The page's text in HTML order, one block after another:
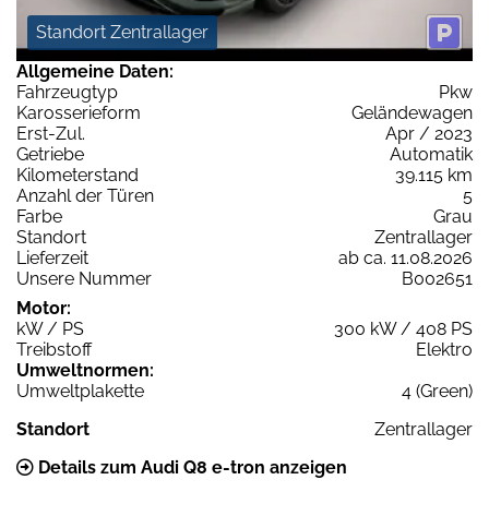
Standort Zentrallager
Allgemeine Daten:
Fahrzeugtyp
Pkw
Karosserieform
Geländewagen
Erst-Zul.
Apr / 2023
Getriebe
Automatik
Kilometerstand
39.115 km
Anzahl der Türen
5
Farbe
Grau
Standort
Zentrallager
Lieferzeit
ab ca. 11.08.2026
Unsere Nummer
B002651
Motor:
kW / PS
300 kW / 408 PS
Treibstoff
Elektro
Umweltnormen:
Umweltplakette
4 (Green)
Standort
Zentrallager
Details zum Audi Q8 e-tron anzeigen